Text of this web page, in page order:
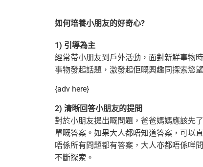
如何培養小朋友的好奇心?
1) 引導為主
經常帶小朋友到戶外活動，面對新鮮事物
事物發起話題，激發起佢嘅興趣同探索慾望
{adv here}
2) 清晰回答小朋友的提問
對於小朋友提出嘅問題，爸爸媽媽應該先
單嘅答案。如果大人都唔知道答案，可以
唔係所有問題都有答案，大人亦都唔係咩
不斷探索。